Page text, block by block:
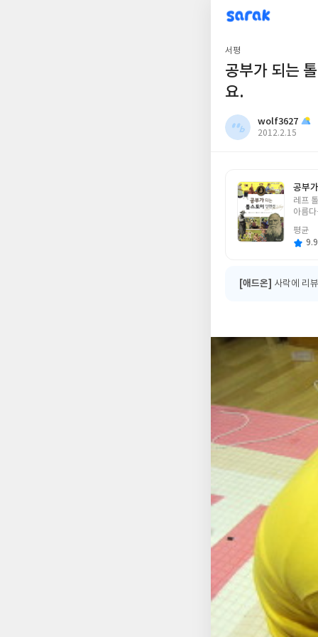
sarak
wolf3627
서평
공부가 되는
요.
wolf3627
작
2012.2.15
공부
글
쓴
레프
아름
평균
[애드온] 사락에 리